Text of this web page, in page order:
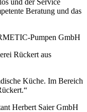
Beratung und das
Pumpen GmbH
Küche. Im Bereich
Herbert Saier GmbH